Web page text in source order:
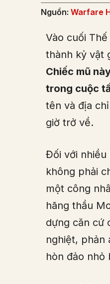
Nguồn: Warfare
Vào cuối
thành kỷ vật
Chiếc mũ
trong cuộc
tên và địa
giờ trở về.
Đối với nhiều
không phải
một công
hãng thầu
dựng căn cứ
nghiệt, phản
hòn đảo nhỏ